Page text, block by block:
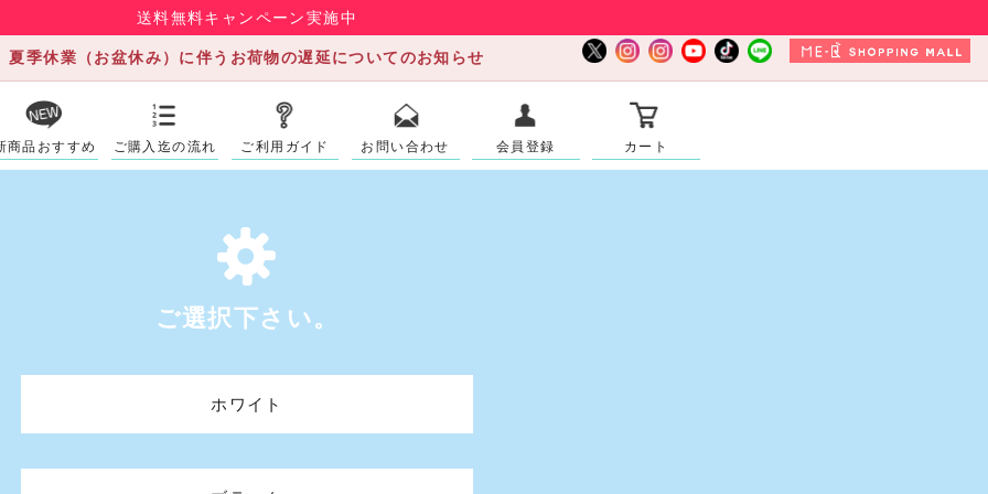
送料無料キャンペーン実施中
夏季休業（お盆休み）に伴うお荷物の遅延についてのお知らせ
商品おすすめ ご購入迄の流れ ご利用ガイド お問い合わせ 会員登録 カート
ご選択下さい。
ホワイト